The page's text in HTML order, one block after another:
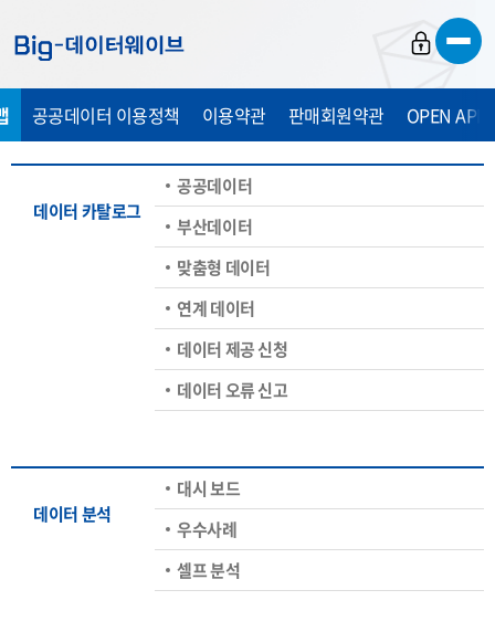
가
기
가
기
가
기
공공데이터 이용정책 이용약관 판매회원약관 OPEN API
데이터 카탈로그
공공데이터
부산데이터
맞춤형 데이터
연계 데이터
데이터 제공 신청
데이터 오류 신고
데이터 분석
대시 보드
우수사례
셀프 분석